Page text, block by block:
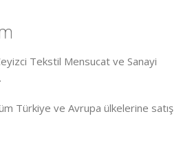
Tekstil Mensucat ve Sanayi
Türkiye ve Avrupa ülkelerine satış